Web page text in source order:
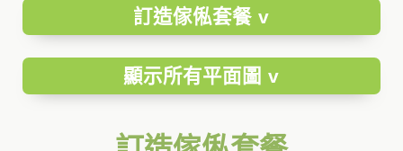
訂造傢俬套餐 v
顯示所有平面圖 v